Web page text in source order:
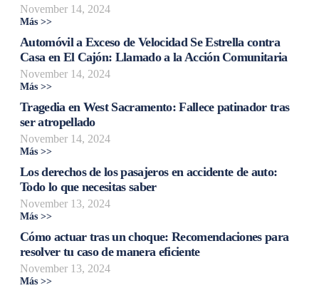
November 14, 2024
Más >>
Automóvil a Exceso de Velocidad Se Estrella contra
Casa en El Cajón: Llamado a la Acción Comunitaria
November 14, 2024
Más >>
Tragedia en West Sacramento: Fallece patinador tras
ser atropellado
November 14, 2024
Más >>
Los derechos de los pasajeros en accidente de auto:
Todo lo que necesitas saber
November 13, 2024
Más >>
Cómo actuar tras un choque: Recomendaciones para
resolver tu caso de manera eficiente
November 13, 2024
Más >>